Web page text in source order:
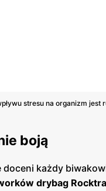
stresu na organizm
boją
każdy
drybag